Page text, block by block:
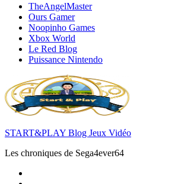
TheAngelMaster
Ours Gamer
Noopinho Games
Xbox World
Le Red Blog
Puissance Nintendo
START&PLAY Blog Jeux Vidéo
Les chroniques de Sega4ever64